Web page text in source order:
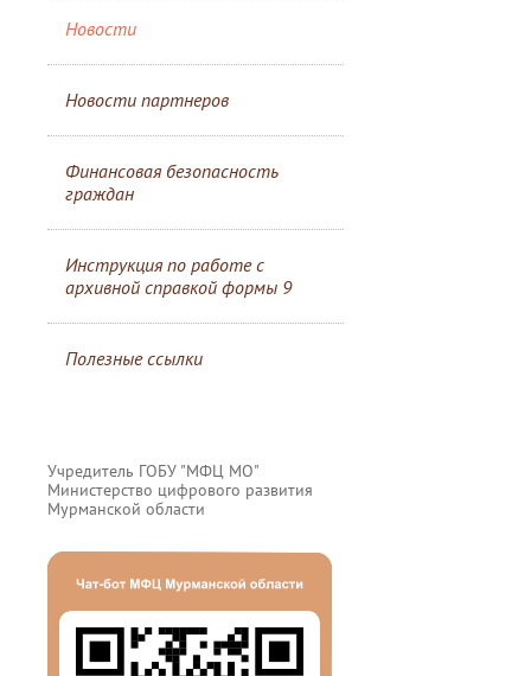
Новости
Новости партнеров
Финансовая безопасность
граждан
Инструкция по работе с
архивной справкой формы 9
Полезные ссылки
Учредитель ГОБУ "МФЦ МО"
Министерство цифрового развития
Мурманской области